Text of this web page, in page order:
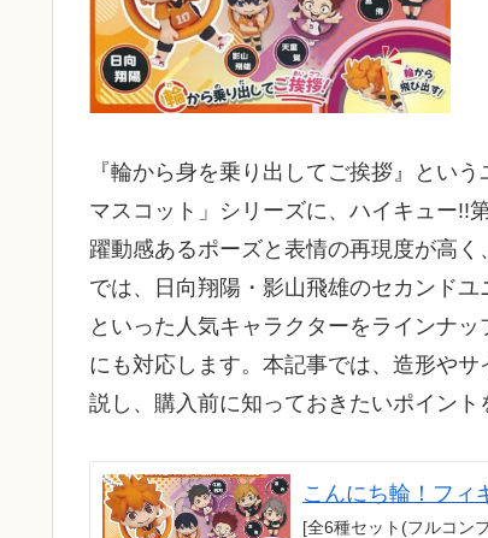
『輪から身を乗り出してご挨拶』とい
マスコット」シリーズに、 ハイキュー!!
躍動感あるポーズと表情の再現度が高
では、日向翔陽・影山飛雄のセカンド
といった人気キャラクターをラインナ
にも対応します。本記事では、造形や
説し、購入前に知っておきたいポイント
こんにち輪！フィ
[全6種セット(フルコン